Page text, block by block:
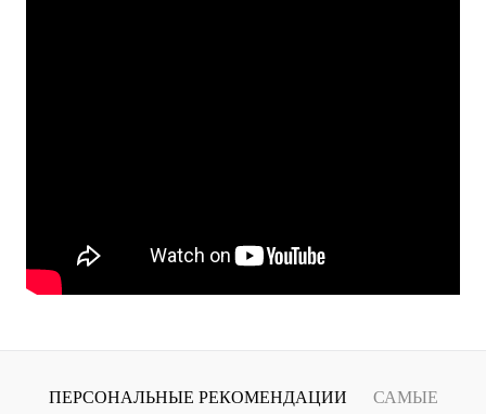
ПЕРСОНАЛЬНЫЕ РЕКОМЕНДАЦИИ САМЫЕ